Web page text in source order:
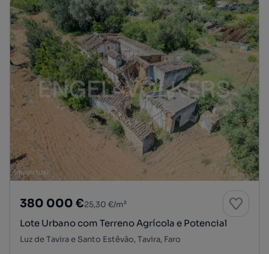
380 000 €25,30 €/m²
Lote Urbano com Terreno Agrícola e Potencial
Luz de Tavira e Santo Estêvão, Tavira, Faro